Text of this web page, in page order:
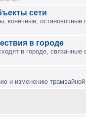
сети
конечные, остановочные
в городе
в городе, связанные
и изменению трамвайной